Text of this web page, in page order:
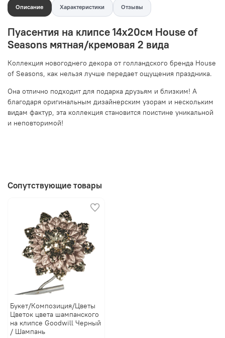
Описание Характеристики Отзывы
Пуасентия на клипсе 14х20см House of
Seasons мятная/кремовая 2 вида
Коллекция новогоднего декора от голландского бренда House
of Seasons, как нельзя лучше передает ощущения праздника.
Она отлично подходит для подарка друзьям и близким! А
благодаря оригинальным дизайнерским узорам и нескольким
видам фактур, эта коллекция становится поистине уникальной
и неповторимой!
Сопутствующие товары
Букет/Композиция/Цветы
Цветок цвета шампанского
на клипсе Goodwill Черный
/ Шампань